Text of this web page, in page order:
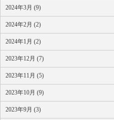
2024年3月 (9)
2024年2月 (2)
2024年1月 (2)
2023年12月 (7)
2023年11月 (5)
2023年10月 (9)
2023年9月 (3)